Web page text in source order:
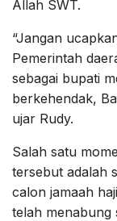
Allah SWT.
“Jangan
Pemerintah
sebagai bupati
berkehendak,
ujar Rudy.
Salah satu
tersebut adalah
calon jamaah
telah menabung